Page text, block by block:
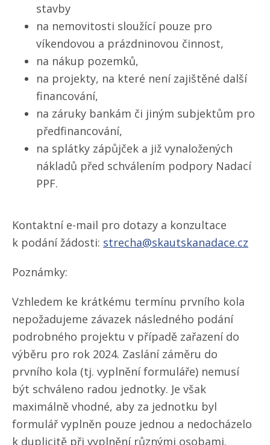
stavby
na nemovitosti sloužící pouze pro
víkendovou a prázdninovou činnost,
na nákup pozemků,
na projekty, na které není zajištěné další
financování,
na záruky bankám či jiným subjektům pro
předfinancování,
na splátky zápůjček a již vynaložených
nákladů před schválením podpory Nadací
PPF.
Kontaktní e-mail pro dotazy a konzultace
k podání žádosti: strecha@skautskanadace.cz
Poznámky:
Vzhledem ke krátkému termínu prvního kola
nepožadujeme závazek následného podání
podrobného projektu v případě zařazení do
výběru pro rok 2024. Zaslání záměru do
prvního kola (tj. vyplnění formuláře) nemusí
být schváleno radou jednotky. Je však
maximálně vhodné, aby za jednotku byl
formulář vyplněn pouze jednou a nedocházelo
k duplicitě při vyplnění různými osobami.